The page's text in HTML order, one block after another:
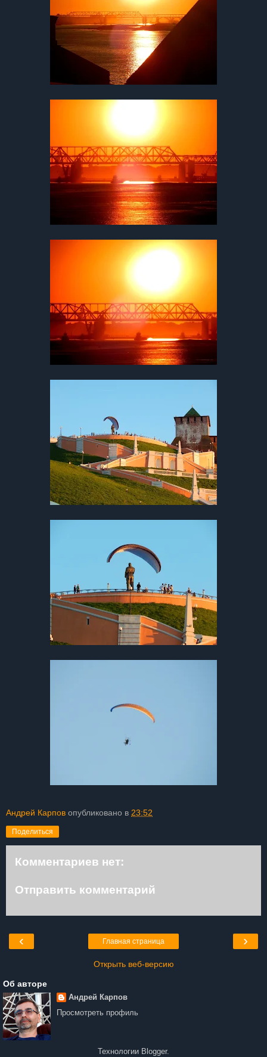
Андрей Карпов опубликовано в 23:52
Поделиться
Комментариев нет:
Отправить комментарий
‹ ›
Главная страница
Открыть веб-версию
Об авторе
Андрей Карпов
Просмотреть профиль
Технологии Blogger.